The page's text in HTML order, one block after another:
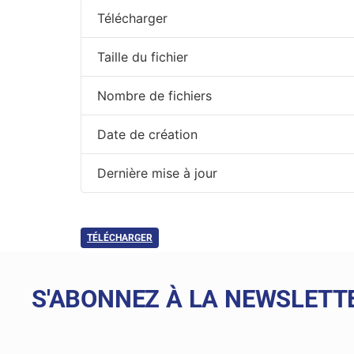
Télécharger
Taille du fichier
Nombre de fichiers
Date de création
Dernière mise à jour
TÉLÉCHARGER
S'ABONNEZ À LA